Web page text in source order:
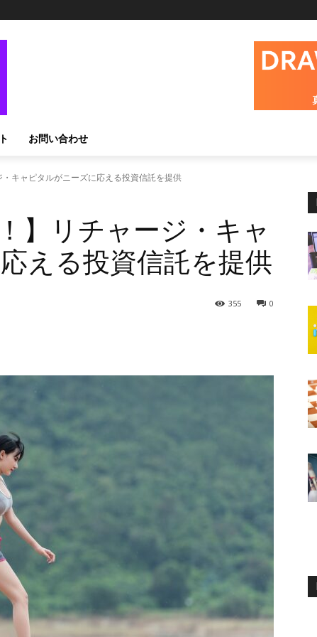
お問い合わせ
キャピタルがニーズに応える投資信託を提供
】リチャージ・キャ
える投資信託を提供
0
355